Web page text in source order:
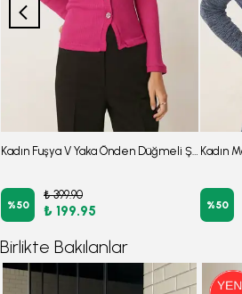
%50
₺ 399.90
₺ 199.95 %50
Birlikte Bakılanlar